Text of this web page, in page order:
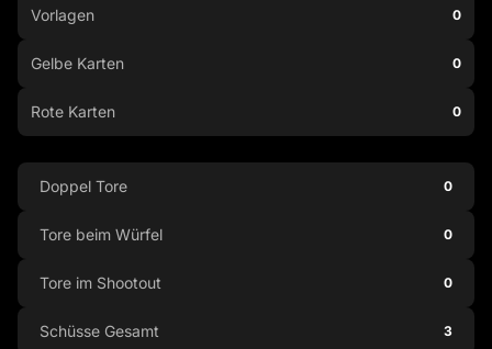
Vorlagen 0
Gelbe Karten 0
Rote Karten 0
Doppel Tore 0
Tore beim Würfel 0
Tore im Shootout 0
Schüsse Gesamt 3